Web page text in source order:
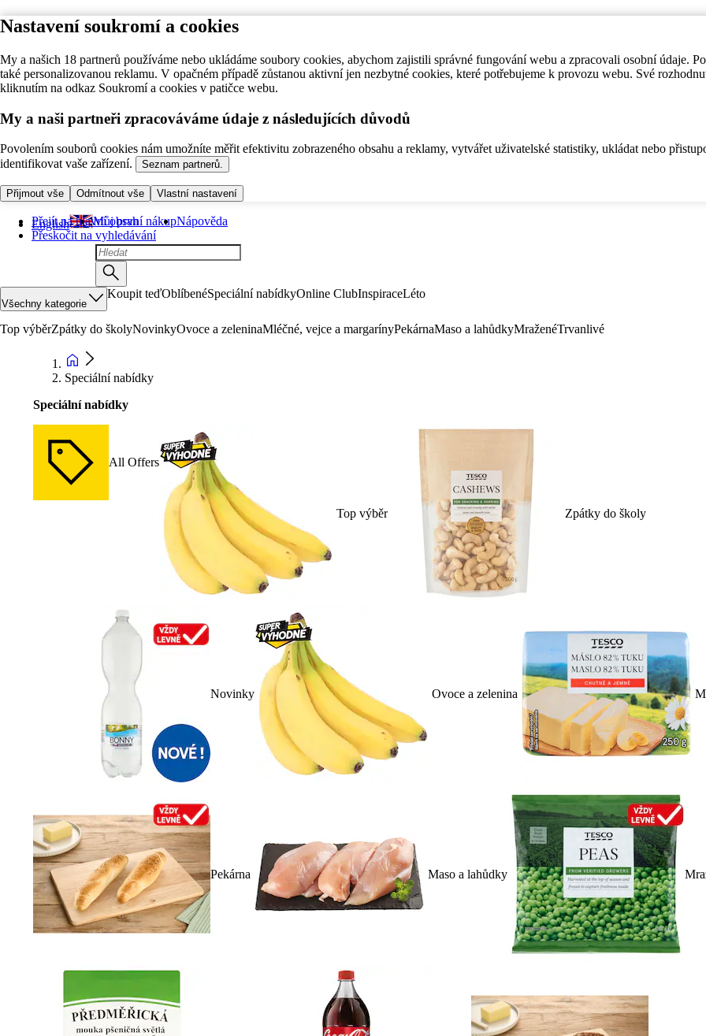
Nastavení soukromí a cookies
My a našich 18 partnerů používáme nebo ukládáme soubory cookies, abychom zajistili správné fungování webu a zpracovali osobní údaje.
také personalizovanou reklamu. V opačném případě zůstanou aktivní jen nezbytné cookies, které potřebujeme k provozu webu. Své
kliknutím na odkaz Soukromí a cookies v patičce webu.
My a naši partneři zpracováváme údaje z následujících důvodů
Povolením souborů cookies nám umožníte měřit efektivitu zobrazeného obsahu a reklamy, vytvářet uživatelské statistiky, ukládat nebo
identifikovat vaše zařízení.
Seznam partnerů.
Přijmout vše Odmítnout vše Vlastní nastavení
Přejít na hlavní obsah
Přeskočit na vyhledávání
English Můj první nákupNápověda
Všechny kategorie
Koupit teďOblíbenéSpeciální nabídkyOnline ClubInspiraceLéto
Top výběrZpátky do školyNovinkyOvoce a zeleninaMléčné, vejce a margarínyPekárnaMaso a lahůdkyMraženéTrvanlivé
Speciální nabídky
Speciální nabídky
All Offers
Top výběr Zpátky do školy
Novinky Ovoce a zelenina
Pekárna Maso a lahůdky